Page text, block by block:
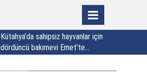
Kütahya’da sahipsiz hayvanlar için
dördüncü bakımevi Emet’te